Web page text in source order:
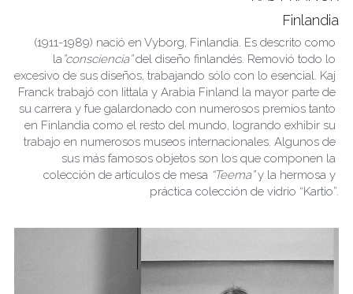
Finlandia
(1911-1989) nació en Vyborg, Finlandia. Es descrito como
la”consciencia” del diseño finlandés. Removió todo lo
excesivo de sus diseños, trabajando sólo con lo esencial. Kaj
Franck trabajó con Iittala y Arabia Finland la mayor parte de
su carrera y fue galardonado con numerosos premios tanto
en Finlandia como el resto del mundo, logrando exhibir su
trabajo en numerosos museos internacionales. Algunos de
sus más famosos objetos son los que componen la
colección de artículos de mesa “Teema” y la hermosa y
práctica colección de vidrio “Kartio”.